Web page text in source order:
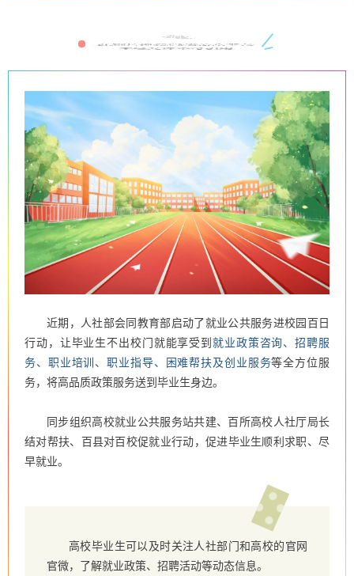
以品质服务促进供需对接
近期，人社部会同教育部启动了就业公共服务进校园百日
行动，让毕业生不出校门就能享受到就业政策咨询、招聘服
务、职业培训、职业指导、困难帮扶及创业服务等全方位服
务，将高品质政策服务送到毕业生身边。
同步组织高校就业公共服务站共建、百所高校人社厅局长
结对帮扶、百县对百校促就业行动，促进毕业生顺利求职、尽
早就业。
高校毕业生可以 及时关注人社部门和高校的官网
官微，了解就业政策、招聘活动等动态信息。